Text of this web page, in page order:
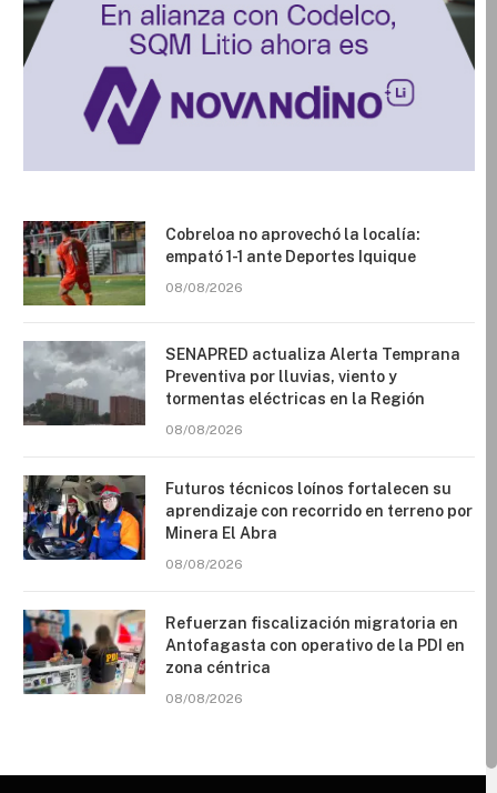
Cobreloa no aprovechó la localía:
empató 1-1 ante Deportes Iquique
08/08/2026
SENAPRED actualiza Alerta Temprana
Preventiva por lluvias, viento y
tormentas eléctricas en la Región
08/08/2026
Futuros técnicos loínos fortalecen su
aprendizaje con recorrido en terreno por
Minera El Abra
08/08/2026
Refuerzan fiscalización migratoria en
Antofagasta con operativo de la PDI en
zona céntrica
08/08/2026